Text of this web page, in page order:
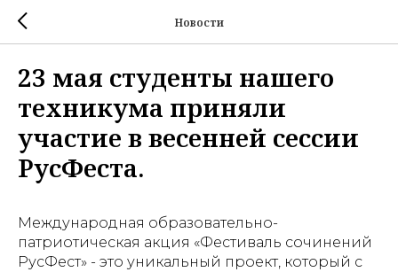
Новости
23 мая студенты нашего
техникума приняли
участие в весенней сессии
РусФеста.
Международная образовательно-
патриотическая акция «Фестиваль сочинений
РусФест» - это уникальный проект, который с